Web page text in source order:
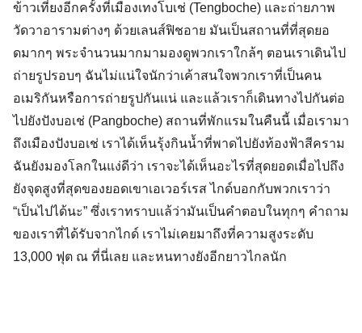
ข้าวเที่ยงอีกครั้งที่เมืองเทงโบเช่ (Tengboche) และถ่ายภาพ
วัดวาอารามต่างๆ ด้วยเลนส์ฟิชอาย มันเป็นสถานที่ที่สุดยอ
ดมากๆ พระจำนวนมากมามองดูพวกเราใกล้ๆ ตอนเราเดินไป
ถ่ายรูปรอบๆ ฉันไม่แน่ใจนักว่าเค้าสนใจพวกเราที่เป็นคน
อเมริกันหรือการถ่ายรูปกันเเน่ และแล้วเราก็เดินทางไปกันต่อ
ไปยังปังบอเช่ (Pangboche) สถานที่พักแรมในคืนนี้ เมื่อเรามา
ถึงเมืองปังบอเช่ เราได้เห็นรุ้งกินน้ำที่พาดไปยังท้องฟ้าสีคราม
ฉันยังมองโลกในแง่ดีว่า เราจะได้เห็นอะไรที่สุดยอดเมื่อไปถึง
ยังจุดสูงที่สุดของยอดเขาเอเวอร์เรส ไกด์บอกกับพวกเราว่า
“เป็นไปได้นะ” ซึ่งเราทราบเเล้ว่ามันเป็นคำตอบในทุกๆ คำถาม
ของเราที่ได้รับจากไกด์ เราไม่เคยมาถึงที่ความสูงระดับ
13,000 ฟุต ณ ที่นี่เลย และหนทางยังอีกยาวไกลนัก